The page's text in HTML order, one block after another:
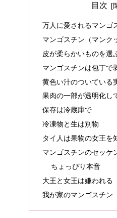
目次
万人に愛されるマンゴ
マンゴスチン（マンク
皮が柔らかいものを選
マンゴスチンは包丁で
黄色い汁のついている
果肉の一部が透明化し
保存は冷蔵庫で
冷凍物と生は別物
タイ人は果物の女王を
マンゴスチンのセッケ
ちょっぴり本音
大王と女王は嫌われる
我が家のマンゴスチン